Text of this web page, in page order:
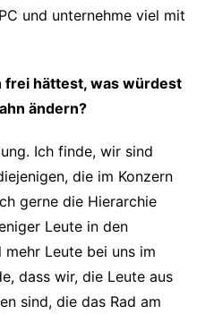
und unternehme viel mit
frei hättest, was würdest
ändern?
Ich finde, wir sind
die im Konzern
gerne die Hierarchie
Leute in den
Leute bei uns im
dass wir, die Leute aus
sind, die das Rad am